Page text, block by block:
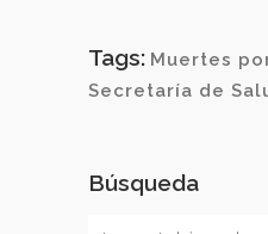
Tags: Muertes
Secretaría de
Búsqueda